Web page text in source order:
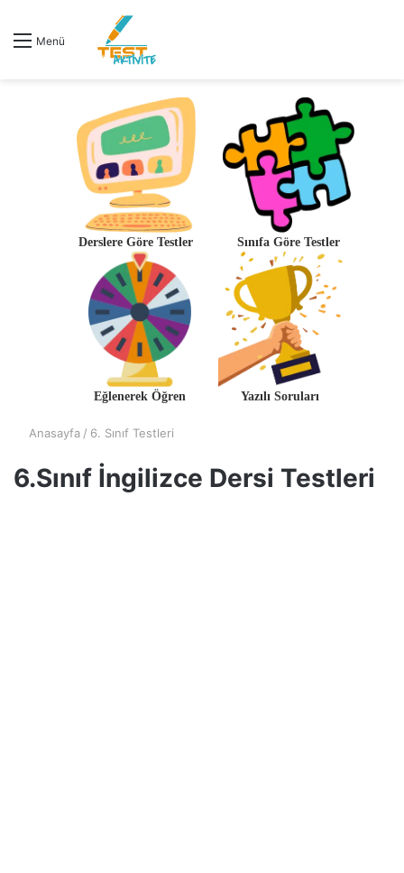
Menü
Derslere Göre Testler Sınıfa Göre Testler
Eğlenerek Öğren Yazılı Soruları
Anasayfa / 6. Sınıf Testleri
6.Sınıf İngilizce Dersi Testleri